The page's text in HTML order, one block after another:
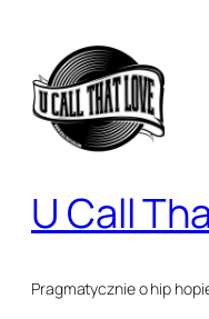
treści
U Call
Pragmatycznie o hip